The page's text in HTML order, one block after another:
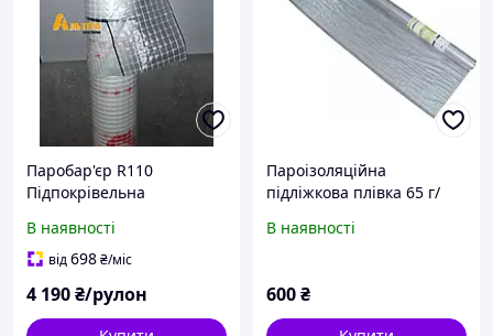
Паробар'єр R110
Підпокрівельна
Juta
В наявності
від698₴/міс
4 190₴/рулон
Пароізоляційна
підліжкова плівка 65 г/
м2)
В наявності
600₴